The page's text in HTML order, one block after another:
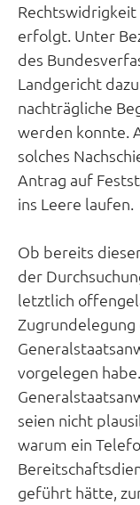
erfolgt. Unter
des
Landgericht
nachträgliche
werden konnte.
solches
Antrag auf
ins Leere laufen.
Ob bereits
der
letztlich
vorgelegen
seien nicht
warum ein
geführt hätte,